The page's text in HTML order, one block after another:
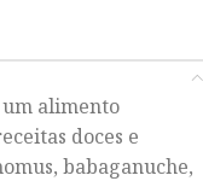
um alimento
doces e
babaganuche,